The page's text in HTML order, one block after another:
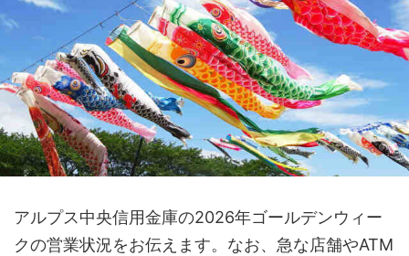
アルプス中央信用金庫の2026年ゴールデンウィー
クの営業状況をお伝えます。なお、急な店舗やATM